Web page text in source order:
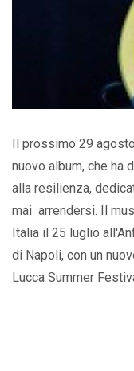
Il prossimo 29
nuovo album, che ha
alla resilienza,
mai arrendersi. Il
Italia il 25 luglio
di Napoli, con un
Lucca Summer